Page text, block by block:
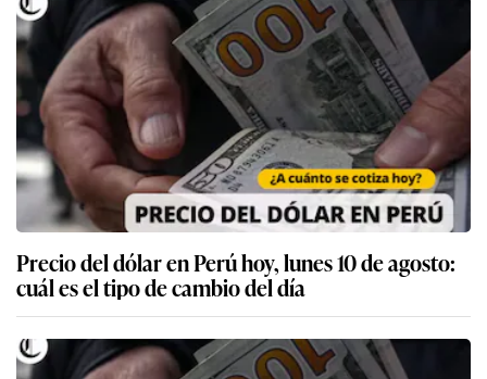
Precio del dólar en Perú hoy, lunes 10 de agosto:
cuál es el tipo de cambio del día